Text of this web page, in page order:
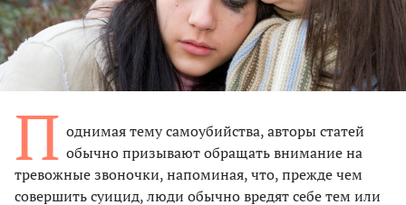
П однимая тему самоубийства, авторы статей
обычно призывают обращать внимание на
тревожные звоночки, напоминая, что, прежде чем
совершить суицид, люди обычно вредят себе тем или